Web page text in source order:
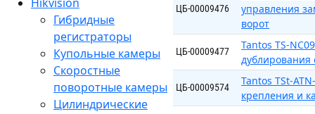
Гибридные
регистраторы
Купольные камеры
Скоростные
поворотные камеры
Цилиндрические
ЦБ-00009476
управления
ворот
ЦБ-00009477
Tantos TS-
дублирования
ЦБ-00009574
Tantos TSt-
крепления и